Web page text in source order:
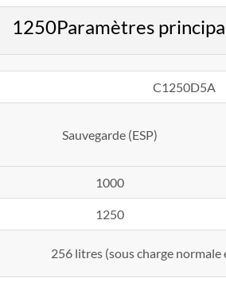
1250Paramètres
C1250D5A
Sauvegarde (ESP)
1000
1250
256 litres (sous charge normale